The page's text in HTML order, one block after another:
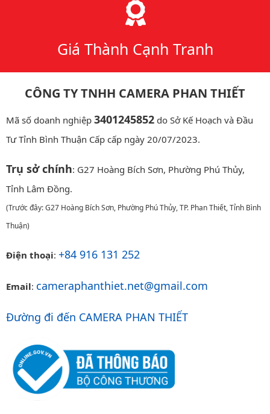
Giá Thành Cạnh Tranh
CÔNG TY TNHH CAMERA PHAN THIẾT
Mã số doanh nghiệp 3401245852 do Sở Kế Hoạch và Đầu
Tư Tỉnh Bình Thuận Cấp cấp ngày 20/07/2023.
Trụ sở chính: G27 Hoàng Bích Sơn, Phường Phú Thủy,
Tỉnh Lâm Đồng.
(Trước đây: G27 Hoàng Bích Sơn, Phường Phú Thủy, TP. Phan Thiết, Tỉnh Bình
Thuận)
Điện thoại: +84 916 131 252
Email: cameraphanthiet.net@gmail.com
Đường đi đến CAMERA PHAN THIẾT